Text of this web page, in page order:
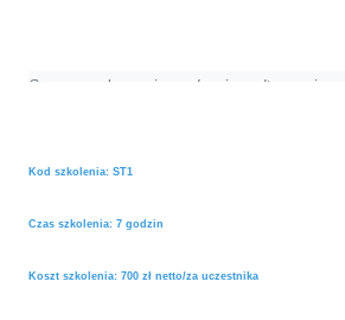
Samozamykacze i urządzenia
Kod szkolenia: ST1
Czas szkolenia: 7 godzin
Koszt szkolenia: 700 zł netto/za uczestnika